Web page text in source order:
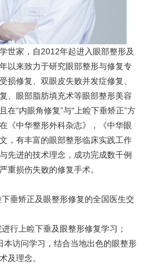
世家，自2012年起进入眼部整形及
以来致力于研究眼部整形与修复专
损修复、双眼皮失败并发症修复、
、眼部脂肪填充术等眼部整形美容
在“内眼角修复”与“上睑下垂矫正”方
《中华整形外科杂志》，《中华眼
，有丰富的眼部整形临床实践工作
先进的技术理念，成功完成数千例
重损伤失败的修复手术。
垂矫正及眼整形修复的全国医生交
行上睑下垂及眼整形修复学习；
本访问学习，结合当地出色的眼整形
及理念。